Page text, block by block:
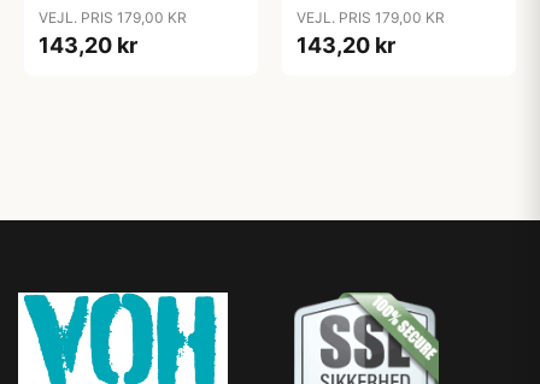
VEJL. PRIS 179,00 KR
143,20 kr
VEJL. PRIS 179,00 KR
143,20 kr